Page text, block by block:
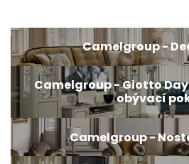
Camelgroup -
Camelgroup - Giotto
obývací
Camelgroup -